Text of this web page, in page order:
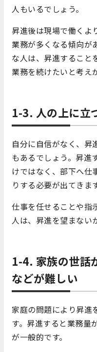
人もいるでしょう。
昇進後は現場で働くよ
業務が多くなる傾向が
な人は、昇進すること
業務を続けたいと考え
1-3. 人の上に立
自分に自信がなく、昇
もあるでしょう。昇進
けではなく、部下へ仕
りする必要が出てきます
仕事を任せることや指
人は、昇進を望まない
1-4. 家族の世話
などが難しい
家庭の問題により昇進
す。昇進すると業務量
が一般的です。